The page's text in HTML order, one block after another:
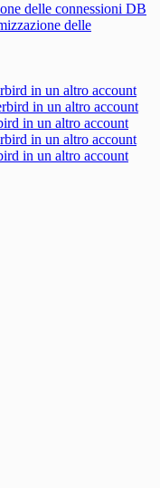
delle connessioni DB
delle
in un altro account
in un altro account
in un altro account
in un altro account
in un altro account